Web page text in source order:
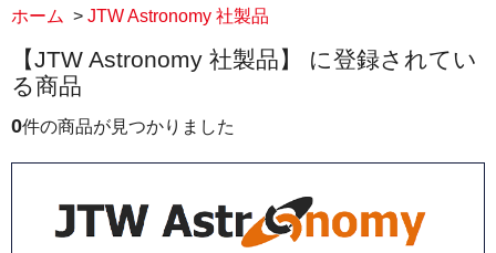
ホーム > JTW Astronomy 社製品
【JTW Astronomy 社製品】 に登録されてい
る商品
0件の商品が見つかりました